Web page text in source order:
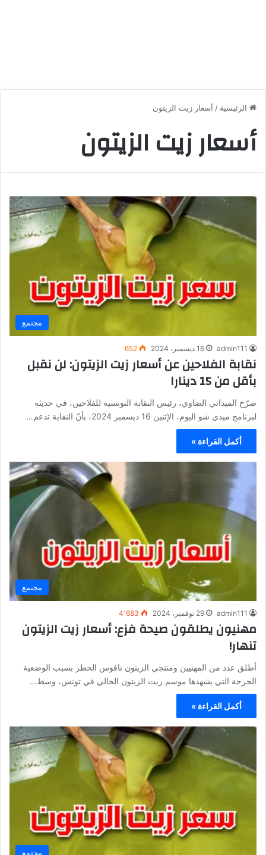
الرئيسية / أسعار زيت الزيتون
أسعار زيت الزيتون
مجتمع
admin111 16 ديسمبر، 2024 652
نقابة الفلاحين عن أسعار زيت الزيتون: لن نقبل
بأقل من 15 دينارا
صرّح الميداني الضاوي، رئيس النقابة التونسية للفلاحين، في حديثه
لبرنامج ميدي شو اليوم، الإثنين 16 ديسمبر 2024، بأنّ النقابة تدعم…
أكمل القراءة »
مجتمع
admin111 29 نوفمبر، 2024 4٬683
مهنيون يطلقون صيحة فزع: أسعار زيت الزيتون
تنهار!
أطلق عدد من المهنيين ومنتجي الزيتون ناقوس الخطر بسبب الوضعية
الحرجة التي يشهدها موسم زيت الزيتون الحالي في تونس، وسط…
أكمل القراءة »
مجتمع